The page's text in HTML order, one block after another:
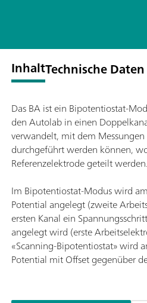
InhaltTechnische Daten
Das BA ist ein Bipotentiostat-
den Autolab in einen
verwandelt, mit dem
durchgeführt werden können,
Referenzelektrode geteilt werden.
Im Bipotentiostat-Modus wird
Potential angelegt (zweite
ersten Kanal ein
angelegt wird (erste
«Scanning-Bipotentiostat» wird
Potential mit Offset gegenüber